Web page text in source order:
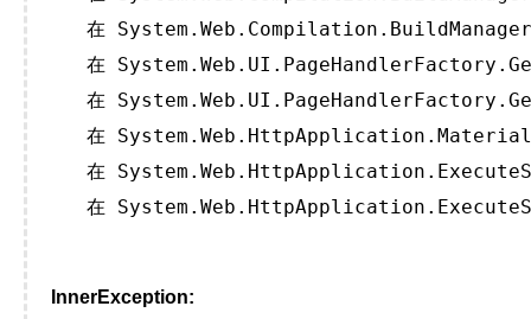
在
在
在
在
在
在
InnerException: